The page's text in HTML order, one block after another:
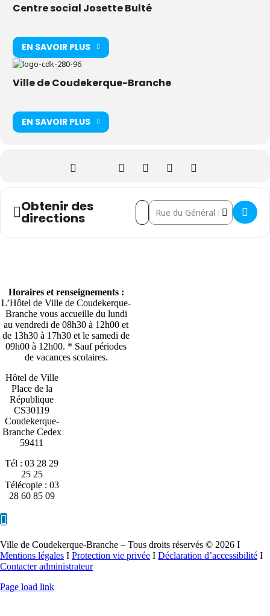
Centre social Josette Bulté
EN SAVOIR PLUS
Ville de Coudekerque-Branche
EN SAVOIR PLUS
Obtenir des
directions
Address - Le marché des arts []
Destination Address - Le
Horaires et renseignements :
L’Hôtel de Ville de Coudekerque-
Branche vous accueille du lundi
au vendredi de 08h30 à 12h00 et
de 13h30 à 17h30 et le samedi de
09h00 à 12h00. * Sauf périodes
de vacances scolaires.
Hôtel de Ville
Place de la
République
CS30119
Coudekerque-
Branche Cedex
59411
Tél : 03 28 29
25 25
Télécopie : 03
28 60 85 09
Ville de Coudekerque-Branche – Tous droits réservés © 2026 I
Mentions légales I Protection vie privée I Déclaration d’accessibilité I
Contacter administrateur
Page load link